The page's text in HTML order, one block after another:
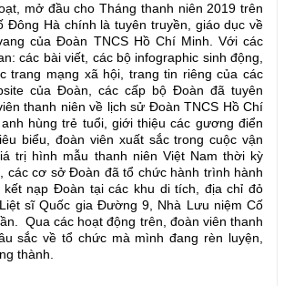
mở đầu cho Tháng thanh niên 2019 trên
Đông Hà chính là tuyên truyền, giáo dục về
của Đoàn TNCS Hồ Chí Minh. Với các
các bài viết, các bộ infographic sinh động,
trang mạng xã hội, trang tin riêng của các
của Đoàn, các cấp bộ Đoàn đã tuyên
thanh niên về lịch sử Đoàn TNCS Hồ Chí
hùng trẻ tuổi, giới thiệu các gương điển
biểu, đoàn viên xuất sắc trong cuộc vận
trị hình mẫu thanh niên Việt Nam thời kỳ
các cơ sở Đoàn đã tổ chức hành trình hành
kết nạp Đoàn tại các khu di tích, địa chỉ đỏ
sĩ Quốc gia Đường 9, Nhà Lưu niệm Cố
Qua các hoạt động trên, đoàn viên thanh
sắc về tổ chức mà mình đang rèn luyện,
thành.